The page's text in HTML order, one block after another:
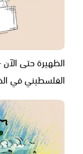
الظهيرة حتى
الفلسطيني في الضفة